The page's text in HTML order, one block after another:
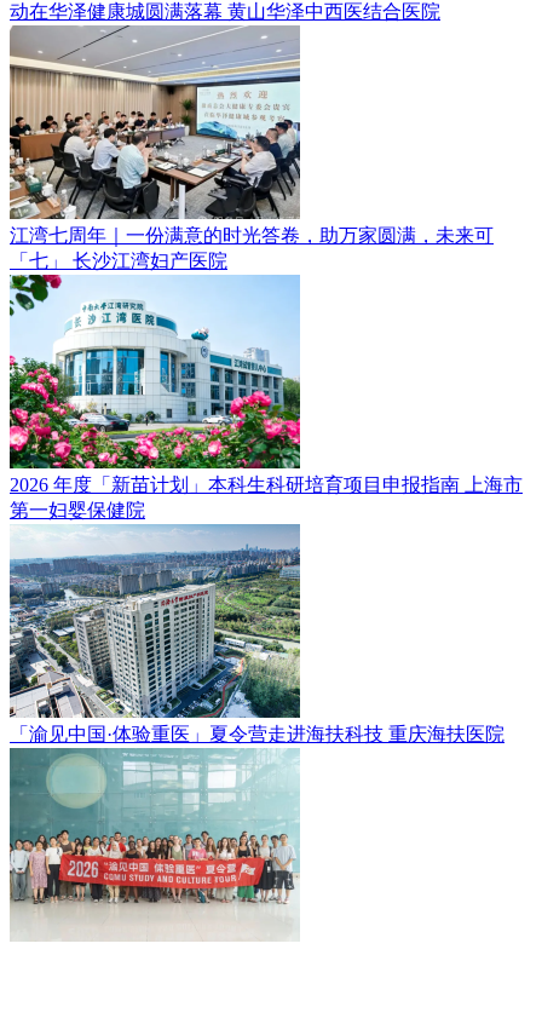
动在华泽健康城圆满落幕 黄山华泽中西医结合医院
江湾七周年｜一份满意的时光答卷，助万家圆满，未来可
「七」 长沙江湾妇产医院
2026 年度「新苗计划」本科生科研培育项目申报指南
上海市
第一妇婴保健院
「渝见中国·体验重医」夏令营走进海扶科技 重庆海扶医院